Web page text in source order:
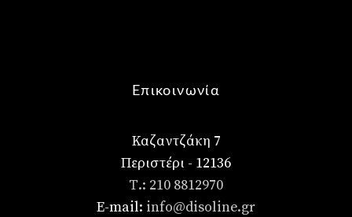
Επικοινωνία
Καζαντζάκη 7
Περιστέρι - 12136
Τ.: 210 8812970
E-mail: info@disoline.gr